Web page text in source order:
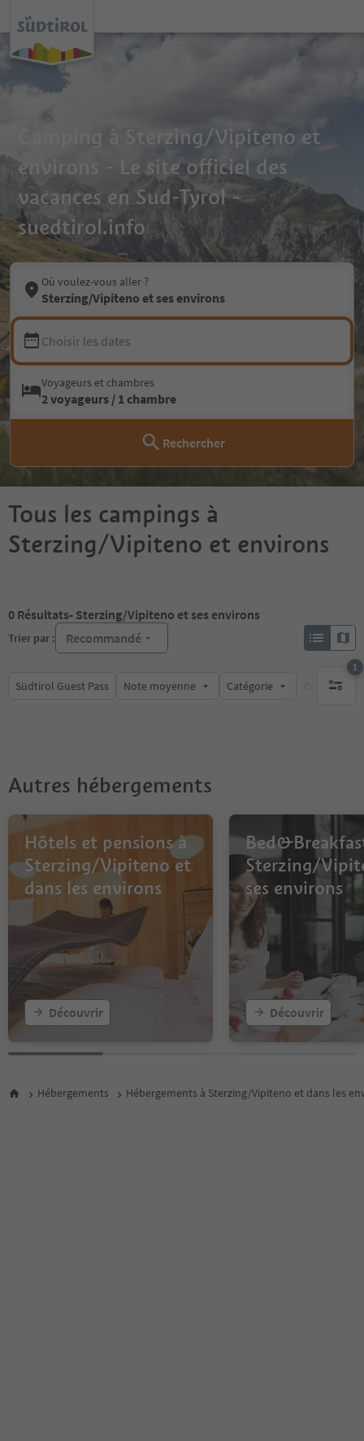
Camping à Sterzing/Vipiteno et
environs - Le site officiel des
vacances en Sud-Tyrol -
suedtirol.info
Où voulez-vous aller ?
Sterzing/Vipiteno et ses environs
Choisir les dates
Voyageurs et chambres
2 voyageurs / 1 chambre
Rechercher
Tous les campings à
Sterzing/Vipiteno et environs
0 Résultats- Sterzing/Vipiteno et ses environs
Trier par : Recommandé
Südtirol Guest Pass Note moyenne Catégorie Options de
1
1 filtre
Autres hébergements
Hôtels et pensions à
Sterzing/Vipiteno et
dans les environs
Découvrir
Sterzing/
ses environs
Découvrir
Hébergements Hébergements à Sterzing/Vipiteno et dans les